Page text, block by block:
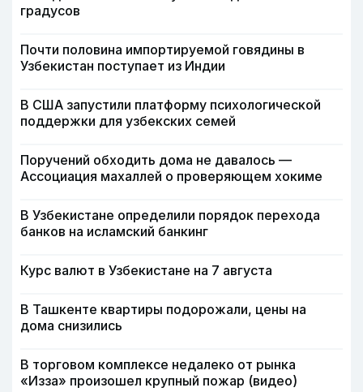
градусов
Почти половина импортируемой говядины в
Узбекистан поступает из Индии
В США запустили платформу психологической
поддержки для узбекских семей
Поручений обходить дома не давалось —
Ассоциация махаллей о проверяющем хокиме
В Узбекистане определили порядок перехода
банков на исламский банкинг
Курс валют в Узбекистане на 7 августа
В Ташкенте квартиры подорожали, цены на
дома снизились
В торговом комплексе недалеко от рынка
«Изза» произошел крупный пожар (видео)